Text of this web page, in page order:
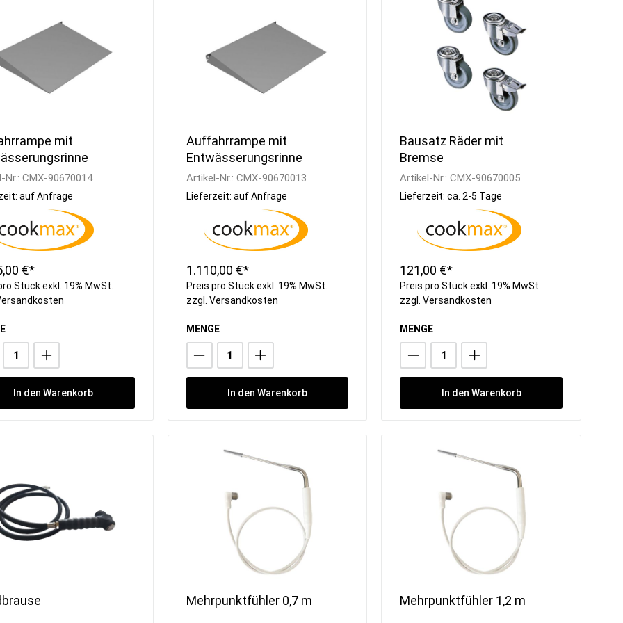
Schnellkühler /
Schockfroster
Kühlzellen
Kühlwannen
Wasseraufbereitung
Besteckpoliermaschinen
Gläserpoliermaschinen
Teig-Ausrollmaschinen
Nudelmaschinen
Planeten-Rührmaschinen
Waagen
FRXSH Mousse Chef
Aufsatzborde
Wandborde
Wärmebrücken
Regale
mit
Nr.: CMX-90670014
auf Anfrage
€*
Stück exkl. 19% MwSt.
In den Warenkorb
Auffahrrampe mit
Entwässerungsrinne
Artikel-Nr.: CMX-90670013
Lieferzeit: auf Anfrage
1.110,00 €*
Preis pro Stück exkl. 19% MwSt.
zzgl. Versandkosten
MENGE
In den Warenkorb
Bausatz Räder mit
Bremse
Artikel-Nr.:CMX-90670005
Lieferzeit: ca. 2-5 Tage
121,00 €*
Preis pro Stück exkl. 19% MwSt.
zzgl.Versandkosten
MENGE
In den Warenkorb
Mehrpunktfühler 0,7 m Mehrpunktfühler 1,2 m